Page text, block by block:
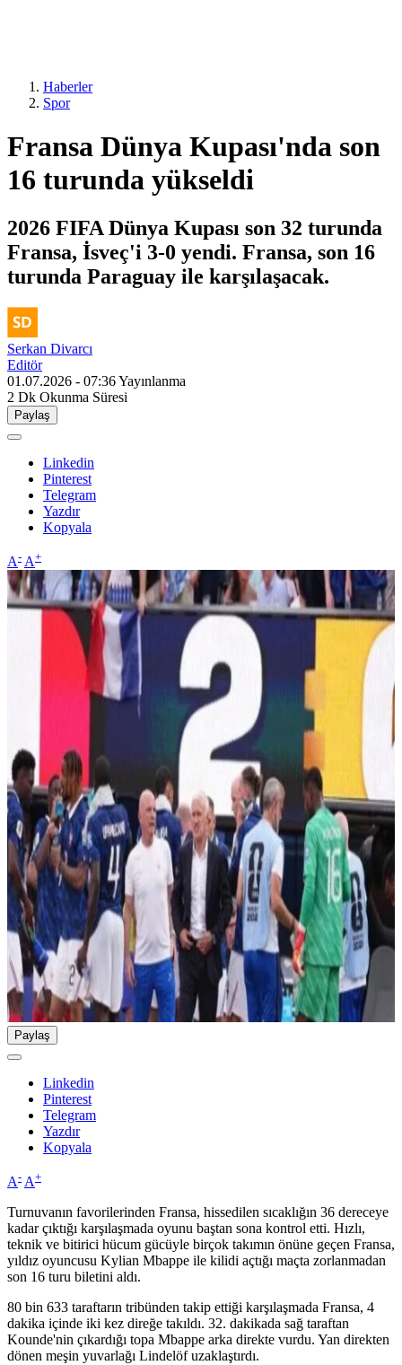
Haberler
Spor
Fransa Dünya Kupası'nda son
16 turunda yükseldi
2026 FIFA Dünya Kupası son 32 turunda
Fransa, İsveç'i 3-0 yendi. Fransa, son 16
turunda Paraguay ile karşılaşacak.
Serkan Divarcı
Editör
01.07.2026 - 07:36Yayınlanma
2 Dk Okunma Süresi
Paylaş
Linkedin
Pinterest
Telegram
Yazdır
Kopyala
A- A+
Paylaş
Linkedin
Pinterest
Telegram
Yazdır
Kopyala
A- A+
Turnuvanın favorilerinden Fransa, hissedilen sıcaklığın 36 dereceye
kadar çıktığı karşılaşmada oyunu baştan sona kontrol etti. Hızlı,
teknik ve bitirici hücum gücüyle birçok takımın önüne geçen Fransa,
yıldız oyuncusu Kylian Mbappe ile kilidi açtığı maçta zorlanmadan
son 16 turu biletini aldı.
80 bin 633 taraftarın tribünden takip ettiği karşılaşmada Fransa, 4
dakika içinde iki kez direğe takıldı. 32. dakikada sağ taraftan
Kounde'nin çıkardığı topa Mbappe arka direkte vurdu. Yan direkten
dönen meşin yuvarlağı Lindelöf uzaklaştırdı.